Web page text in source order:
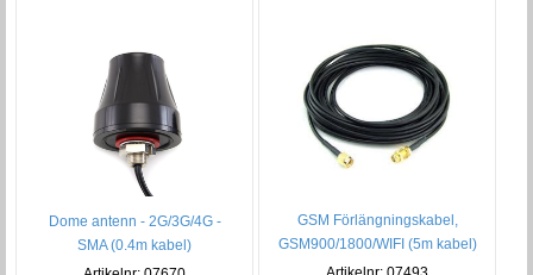
Dome antenn - 2G/3G/4G -
SMA (0.4m kabel)
GSM Förlängningskabel,
GSM900/1800/WIFI (5m kabel)